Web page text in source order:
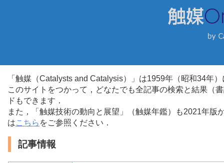
「触媒（Catalysts and Catalysis）」は1959年（昭和34年
このサイトをつかって，どなたでも全記事の検索と結果（
ドもできます．
また，「触媒技術の動向と展望」（触媒年鑑）も2021年
はこちら をご参照ください．
記事情報